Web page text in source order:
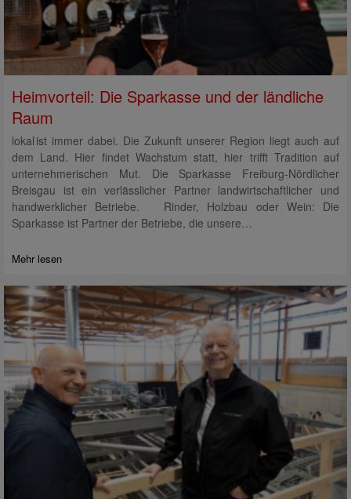
Heimvorteil: Die Sparkasse und der ländliche
Raum
lokal ist immer dabei. Die Zukunft unserer Region liegt auch auf
dem Land. Hier findet Wachstum statt, hier trifft Tradition auf
unternehmerischen Mut. Die Sparkasse Freiburg-Nördlicher
Breisgau ist ein verlässlicher Partner landwirtschaftlicher und
handwerklicher Betriebe. Rinder, Holzbau oder Wein: Die
Sparkasse ist Partner der Betriebe, die unsere…
Mehr lesen